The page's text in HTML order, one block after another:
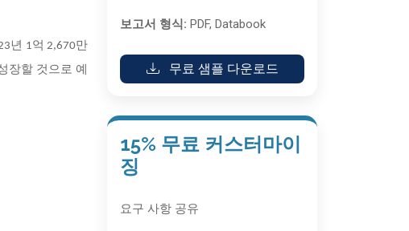
년 1억 2,670만
장할 것으로 예
보고서 형식: PDF, Databook
무료 샘플 다운로드
15% 무료 커스터마이
징
요구 사항 공유